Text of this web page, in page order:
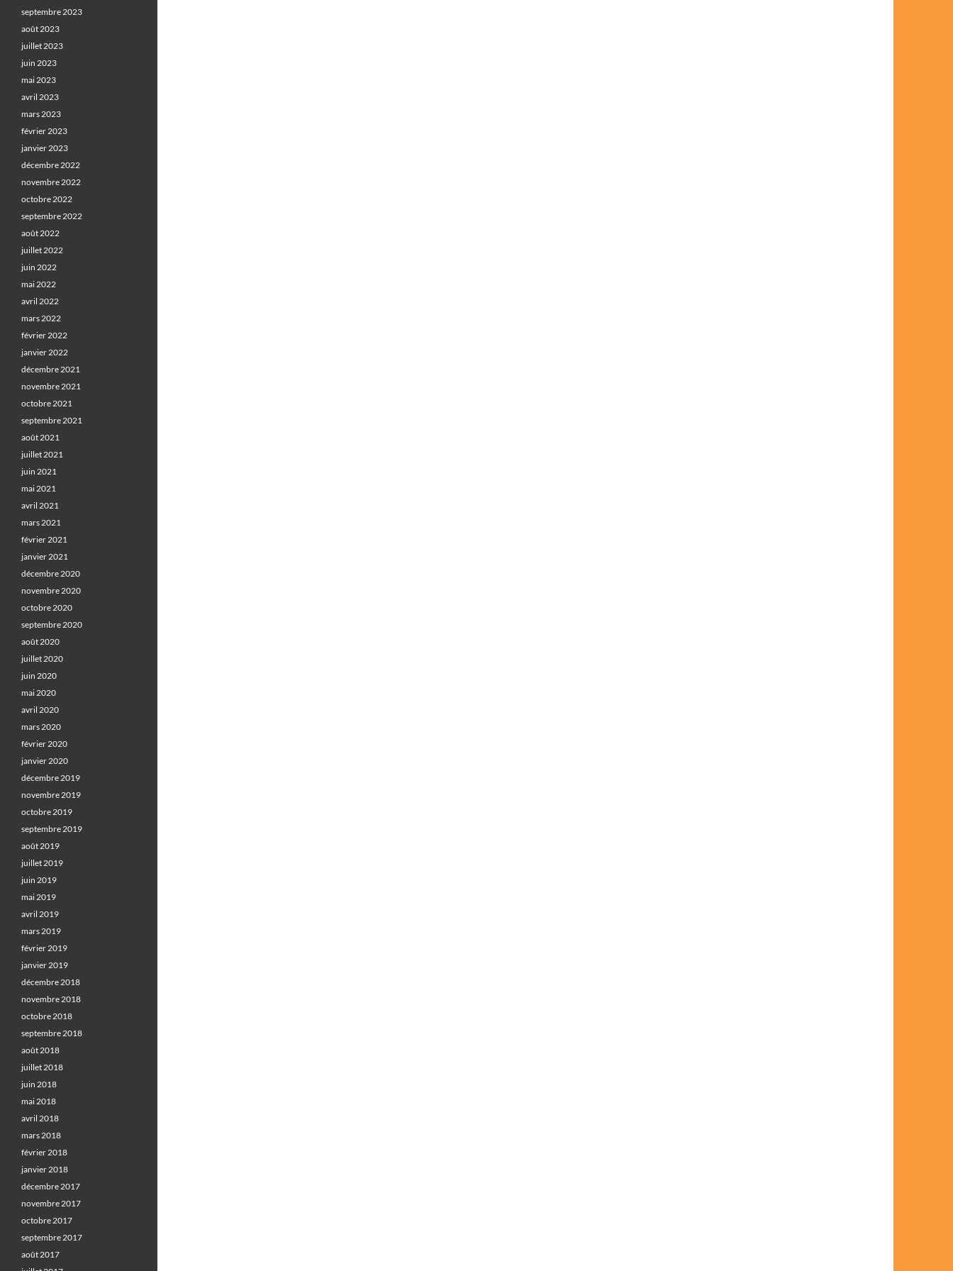
septembre 2023
août 2023
juillet 2023
juin 2023
mai 2023
avril 2023
mars 2023
février 2023
janvier 2023
décembre 2022
novembre 2022
octobre 2022
septembre 2022
août 2022
juillet 2022
juin 2022
mai 2022
avril 2022
mars 2022
février 2022
janvier 2022
décembre 2021
novembre 2021
octobre 2021
septembre 2021
août 2021
juillet 2021
juin 2021
mai 2021
avril 2021
mars 2021
février 2021
janvier 2021
décembre 2020
novembre 2020
octobre 2020
septembre 2020
août 2020
juillet 2020
juin 2020
mai 2020
avril 2020
mars 2020
février 2020
janvier 2020
décembre 2019
novembre 2019
octobre 2019
septembre 2019
août 2019
juillet 2019
juin 2019
mai 2019
avril 2019
mars 2019
février 2019
janvier 2019
décembre 2018
novembre 2018
octobre 2018
septembre 2018
août 2018
juillet 2018
juin 2018
mai 2018
avril 2018
mars 2018
février 2018
janvier 2018
décembre 2017
novembre 2017
octobre 2017
septembre 2017
août 2017